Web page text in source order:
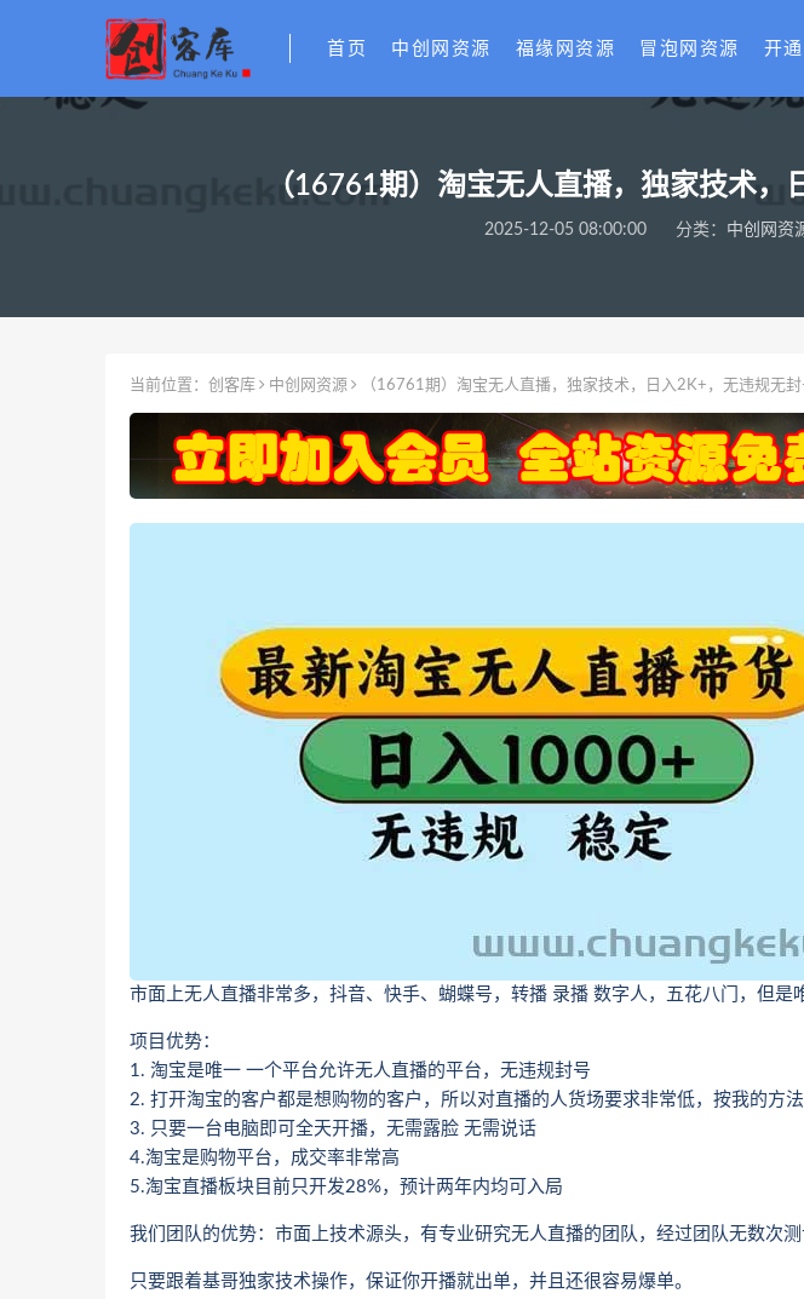
首页 中创网资源 福缘网资源 冒泡网资源 开
（16761期）淘宝无人直播，独家技术
2025-12-05 08:00:00 分类： 中创网资
当前位置： 创客库 中创网资源 （16761期）淘宝无人直播，独家技术，日入2K+，无违规无
市面上无人直播非常多，抖音、快手、蝴蝶号，转播 录播 数字人，五花八门，但是
项目优势：
1. 淘宝是唯一 一个平台允许无人直播的平台，无违规封号
2. 打开淘宝的客户都是想购物的客户，所以对直播的人货场要求非常低，按我的方
3. 只要一台电脑即可全天开播，无需露脸 无需说话
4.淘宝是购物平台，成交率非常高
5.淘宝直播板块目前只开发28%，预计两年内均可入局
我们团队的优势：市面上技术源头，有专业研究无人直播的团队，经过团队无数次
只要跟着基哥独家技术操作，保证你开播就出单，并且还很容易爆单。